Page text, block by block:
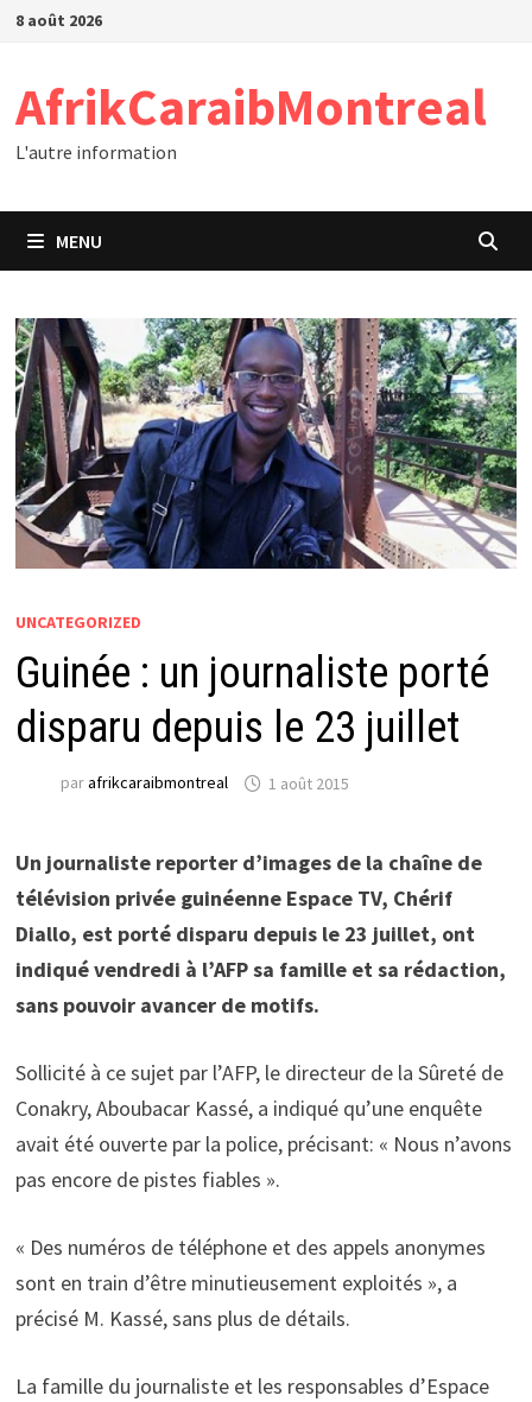
Passer
8 août 2026
AfrikCaraibMontreal
L'autre information
MENU
UNCATEGORIZED
Guinée : un journaliste porté
disparu depuis le 23 juillet
parafrikcaraibmontreal 1 août 2015
Un journaliste reporter d’images de la chaîne de
télévision privée guinéenne Espace TV, Chérif
Diallo, est porté disparu depuis le 23 juillet, ont
indiqué vendredi à l’AFP sa famille et sa rédaction,
sans pouvoir avancer de motifs.
Sollicité à ce sujet par l’AFP, le directeur de la Sûreté de
Conakry, Aboubacar Kassé, a indiqué qu’une enquête
avait été ouverte par la police, précisant: « Nous n’avons
pas encore de pistes fiables ».
« Des numéros de téléphone et des appels anonymes
sont en train d’être minutieusement exploités », a
précisé M. Kassé, sans plus de détails.
La famille du journaliste et les responsables d’Espace